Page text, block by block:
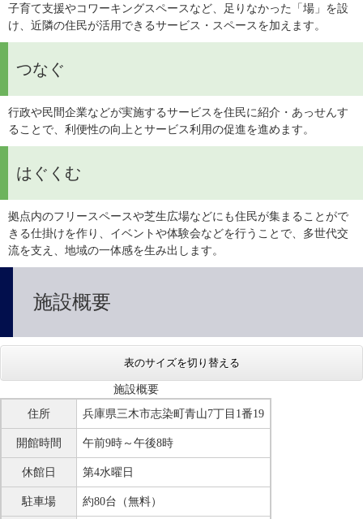
子育て支援やコワーキングスペースなど、足りなかった「場」を設
け、近隣の住民が活用できるサービス・スペースを加えます。
つなぐ
行政や民間企業などが実施するサービスを住民に紹介・あっせんす
ることで、利便性の向上とサービス利用の促進を進めます。
はぐくむ
拠点内のフリースペースや芝生広場などにも住民が集まることがで
きる仕掛けを作り、イベントや体験会などを行うことで、多世代交
流を支え、地域の一体感を生み出します。
施設概要
表のサイズを切り替える
施設概要
住所
兵庫県三木市志染町青山7丁目1番19
開館時間 午前9時～午後8時
休館日 第4水曜日
駐車場 約80台（無料）